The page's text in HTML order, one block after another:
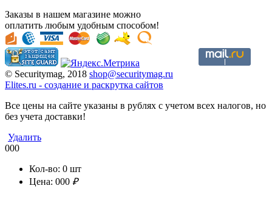
Заказы в нашем магазине можно
оплатить любым удобным способом!
© Securitymag, 2018 shop@securitymag.ru
Elites.ru - cоздание и раскрутка сайтов
Все цены на сайте указаны в рублях с учетом всех налогов, но
без учета доставки!
Удалить
000
Кол-во: 0 шт
Цена: 000 ₽